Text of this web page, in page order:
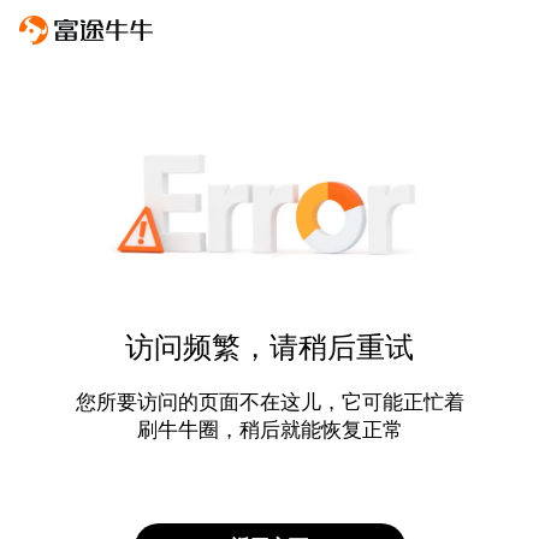
访问频繁，请稍后重试
您所要访问的页面不在这儿，它可能正忙着
刷牛牛圈，稍后就能恢复正常